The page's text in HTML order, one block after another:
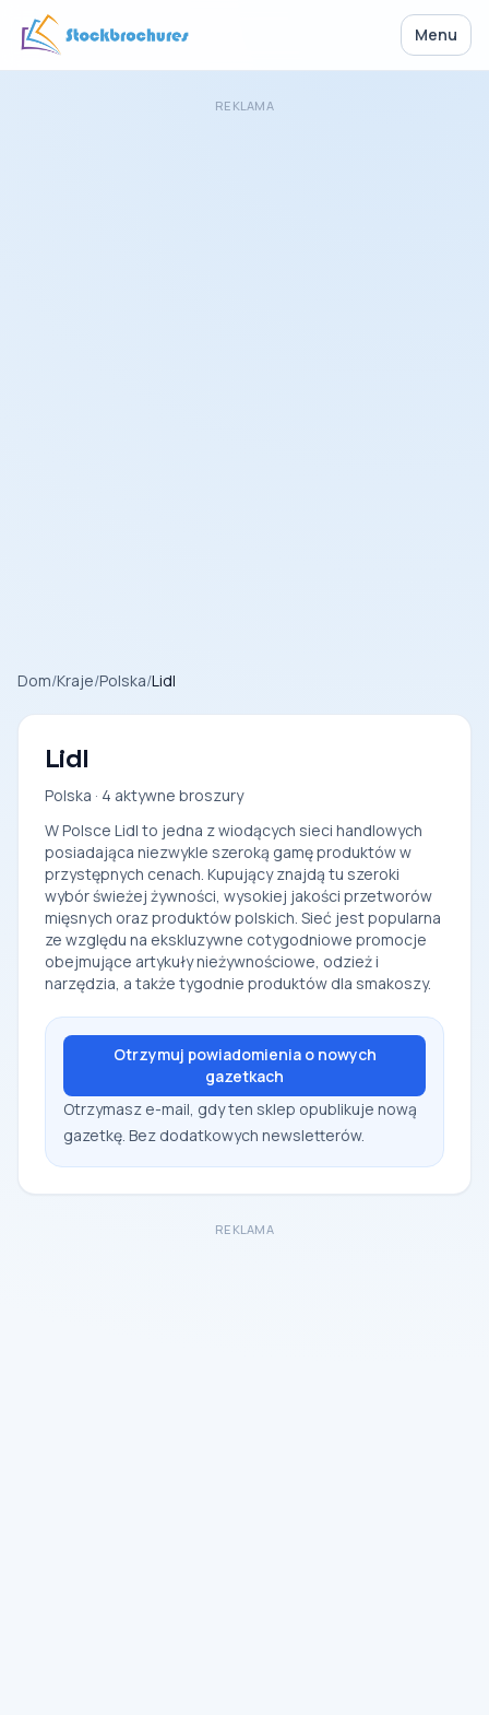
Menu
REKLAMA
Dom/Kraje/Polska/Lidl
Lidl
Polska · 4 aktywne broszury
W Polsce Lidl to jedna z wiodących sieci handlowych
posiadająca niezwykle szeroką gamę produktów w
przystępnych cenach. Kupujący znajdą tu szeroki
wybór świeżej żywności, wysokiej jakości przetworów
mięsnych oraz produktów polskich. Sieć jest popularna
ze względu na ekskluzywne cotygodniowe promocje
obejmujące artykuły nieżywnościowe, odzież i
narzędzia, a także tygodnie produktów dla smakoszy.
Otrzymuj powiadomienia o nowych
gazetkach
Otrzymasz e-mail, gdy ten sklep opublikuje nową
gazetkę. Bez dodatkowych newsletterów.
REKLAMA